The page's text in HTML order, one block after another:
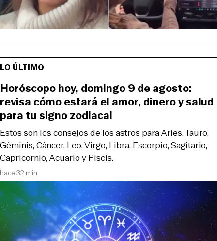
LO ÚLTIMO
hace 32 min
Estos son los consejos de los astros para Aries, Tauro,
Géminis, Cáncer, Leo, Virgo, Libra, Escorpio, Sagitario,
Capricornio, Acuario y Piscis.
Horóscopo hoy, domingo 9 de agosto:
revisa cómo estará el amor, dinero y salud
para tu signo zodiacal